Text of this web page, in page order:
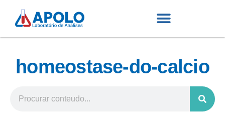
homeostase-do-calcio